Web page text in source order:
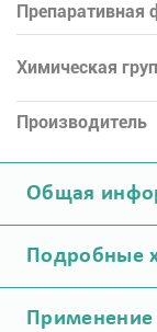
Препаративная
Химическая
Производитель
Общая
Подробные
Применение